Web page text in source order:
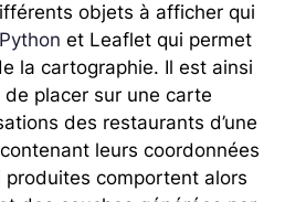
objets à afficher qui
Python et Leaflet qui permet
la cartographie. Il est ainsi
placer sur une carte
des restaurants d’une
leurs coordonnées
produites comportent alors